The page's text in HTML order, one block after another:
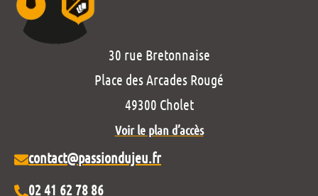
30 rue Bretonnaise
Place des Arcades Rougé
49300 Cholet
Voir le plan d’accès
contact@passiondujeu.fr
02 41 62 78 86